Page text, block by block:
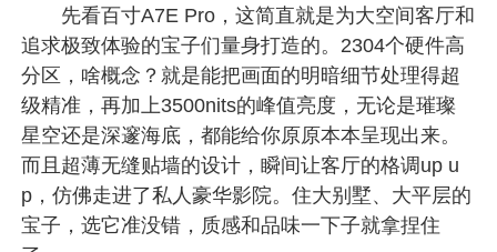
先看百寸A7E Pro，这简直就是为大空间客厅和
追求极致体验的宝子们量身打造的。2304个硬件高
分区，啥概念？就是能把画面的明暗细节处理得超
级精准，再加上3500nits的峰值亮度，无论是璀璨
星空还是深邃海底，都能给你原原本本呈现出来。
而且超薄无缝贴墙的设计，瞬间让客厅的格调up u
p，仿佛走进了私人豪华影院。住大别墅、大平层的
宝子，选它准没错，质感和品味一下子就拿捏住